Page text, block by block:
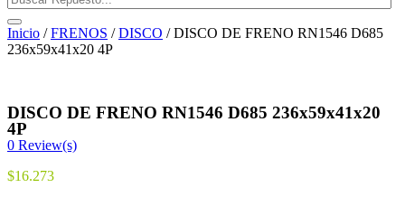
Inicio /FRENOS /DISCO / DISCO DE FRENO RN1546 D685
236x59x41x20 4P
DISCO DE FRENO RN1546 D685 236x59x41x20
4P
0 Review(s)
$16.273